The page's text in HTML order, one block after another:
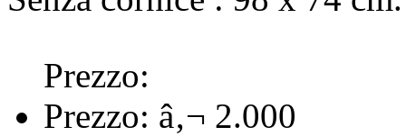
Prezzo:
Prezzo: â‚¬ 2.000